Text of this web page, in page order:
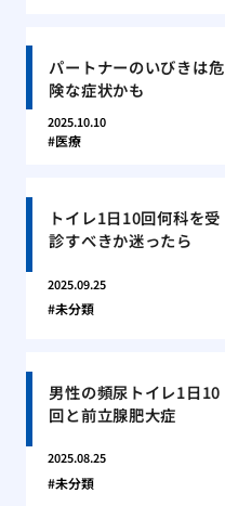
パートナーのいびきは危
険な症状かも
2025.10.10
医療
トイレ1日10回何科を受
診すべきか迷ったら
2025.09.25
未分類
男性の頻尿トイレ1日10
回と前立腺肥大症
2025.08.25
未分類